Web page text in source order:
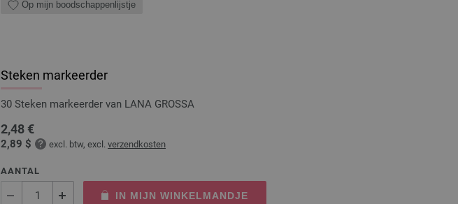
Op mijn boodschappenlijstje
Steken markeerder
30 Steken markeerder van LANA GROSSA
2,48 €
2,89 $ excl. btw, excl. verzendkosten
AANTAL
IN MIJN WINKELMANDJE